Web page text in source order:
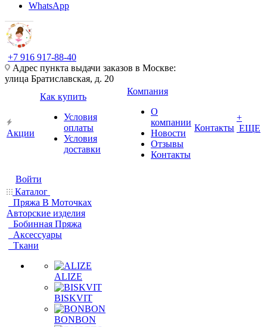
WhatsApp
+7 916 917-88-40
Адрес пункта выдачи заказов в Москве:
улица Братиславская, д. 20
Акции
Как купить
Условия
оплаты
Условия
доставки
Компания
О
компании
Новости
Отзывы
Контакты
Контакты
+
ЕЩЕ
Войти
Каталог
Пряжа В Моточках
Авторские изделия
Бобинная Пряжа
Аксессуары
Ткани
ALIZE
BISKVIT
BONBON